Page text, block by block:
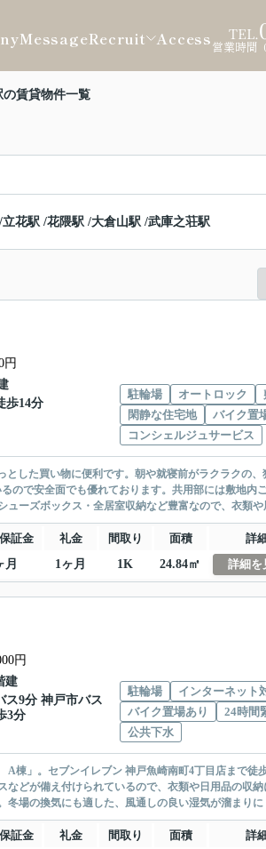
MessageRecruit Access TEL.
営業時間
賃貸物件一覧
/立花駅 /花隈駅 /大倉山駅 /武庫之荘駅
円
歩14分
駐輪場 オートロック
閑静な住宅地
バイク置
コンシェルジュサービス
した買い物に便利です。朝や就寝前がラクラクの
ので安全面でも優れております。共用部には敷地内
ーズボックス・全居室収納など豊富なので、衣類や
証金 礼金 間取り 面積 詳
月 1ヶ月 1K 24.84㎡ 詳細を
円
建
ス9分 神戸市バス
3分
駐輪場 インターネット
バイク置場あり
24時間
公共下水
棟」。セブンイレブン 神戸魚崎南町4丁目店まで徒
どが備え付けられているので、衣類や日用品の収
場の換気にも適した、風通しの良い湿気が溜まりに
証金 礼金 間取り 面積 詳